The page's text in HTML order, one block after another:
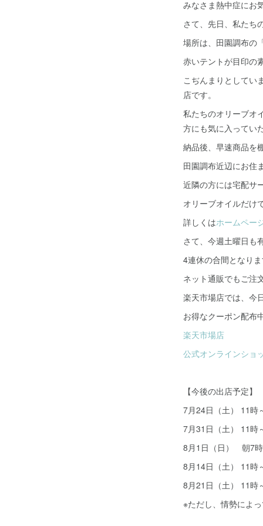
みなさま熱中症にお
さて、先日、私たち
場所は、田園調布の
赤いテントが目印の
こぢんまりとしてい
店です。
私たちのオリーブオ
方にも気に入ってい
納品後、早速商品を
田園調布近辺にお住
近隣の方には宅配サ
オリーブオイルだけ
詳しくはホームペー
さて、今週土曜日も
4連休の合間となり
ネット通販でもご注
楽天市場店では、今
お得なクーポン配布
楽天市場店
公式オンラインショ
【今後の出店予定】
7月24日（土） 11
7月31日（土） 11
8月1日（日） 朝7
8月14日（土） 11
8月21日（土） 11
※ただし、情勢によ